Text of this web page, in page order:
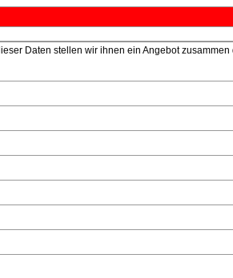
Daten stellen wir ihnen ein Angebot zusammen